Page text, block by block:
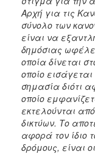
Αρχή για τις
σύνολο των
είναι να
δημόσιας
οποία δίνεται
οποίο
σημασία διότι
οποίο
εκτελούνται
δικτύων. Το
αφορά τον ίδιο
δρόμους, είναι